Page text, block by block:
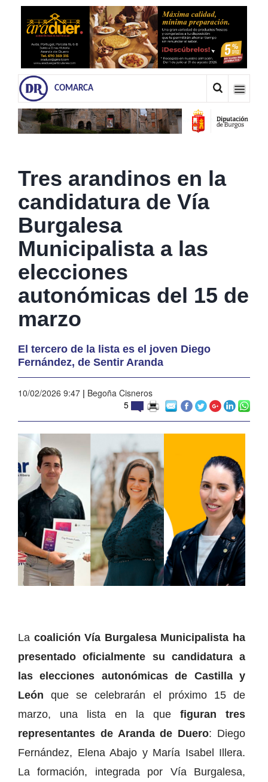
COMARCA
Tres arandinos en la
candidatura de Vía
Burgalesa
Municipalista a las
elecciones
autonómicas del 15 de
marzo
El tercero de la lista es el joven Diego
Fernández, de Sentir Aranda
10/02/2026 9:47 | Begoña Cisneros
5
La coalición Vía Burgalesa Municipalista ha
presentado oficialmente su candidatura a
las elecciones autonómicas de Castilla y
León que se celebrarán el próximo 15 de
marzo, una lista en la que figuran tres
representantes de Aranda de Duero: Diego
Fernández, Elena Abajo y María Isabel Illera.
La formación, integrada por Vía Burgalesa,